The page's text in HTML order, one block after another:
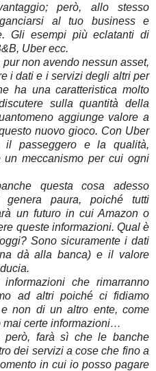
però, allo stesso
al tuo business e
Gli esempi più eclatanti di
Uber ecc.
non avendo nessun asset,
i dati e i servizi degli altri per
ha una caratteristica molto
sulla quantità della
aggiunge valore a
nuovo gioco. Con Uber
il passeggero e la qualità,
un meccanismo per cui ogni
questa cosa adesso
genera paura, poiché tutti
un futuro in cui Amazon o
queste informazioni. Qual è
Sono sicuramente i dati
dà alla banca) e il valore
che rimarranno
ad altri poiché ci fidiamo
non di un altro ente, come
mai certe informazioni…
però, farà sì che le banche
dei servizi a cose che fino a
in cui io posso pagare